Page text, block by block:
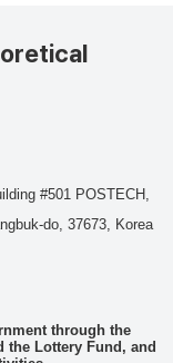
#501 POSTECH,
do, 37673, Korea
through the
the Lottery Fund, and